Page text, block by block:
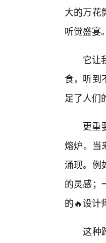
大的万花
听觉盛宴。
它让
食，听到
足了人们
更重
熔炉。当
涌现。例
的灵感；
的🔥设计
这种